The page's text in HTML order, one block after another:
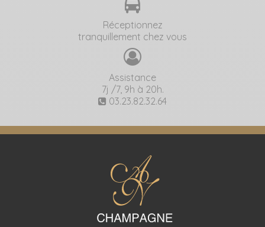
Réceptionnez
tranquillement chez vous
Assistance
7j /7, 9h à 20h.
03.23.82.32.64